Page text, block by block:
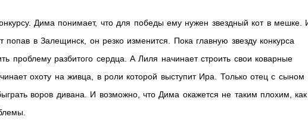
Дима понимает, что для победы ему нужен звездный кот в мешке.
попав в Залещинск, он резко изменится. Пока главную звезду конкурса
проблему разбитого сердца. А Лиля начинает строить свои коварные
охоту на живца, в роли которой выступит Ира. Только отец с сыном
воров дивана. И возможно, что Дима окажется не таким плохим, как